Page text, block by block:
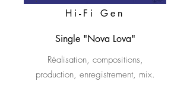
Hi-Fi Gen
Single "Nova Lova"
Réalisation, compositions,
production, enregistrement, mix.